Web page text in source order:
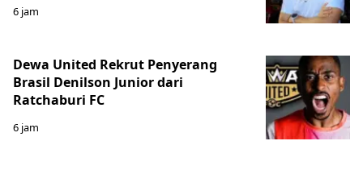
6 jam
Dewa United Rekrut Penyerang
Brasil Denilson Junior dari
Ratchaburi FC
6 jam